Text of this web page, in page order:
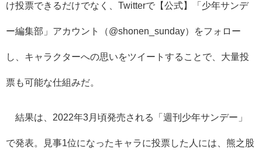
け投票できるだけでなく、Twitterで【公式】「少年サンデ
ー編集部」アカウント（@shonen_sunday）をフォロー
し、キャラクターへの思いをツイートすることで、大量投
票も可能な仕組みだ。
結果は、2022年3月頃発売される「週刊少年サンデー」
で発表。見事1位になったキャラに投票した人には、熊之股